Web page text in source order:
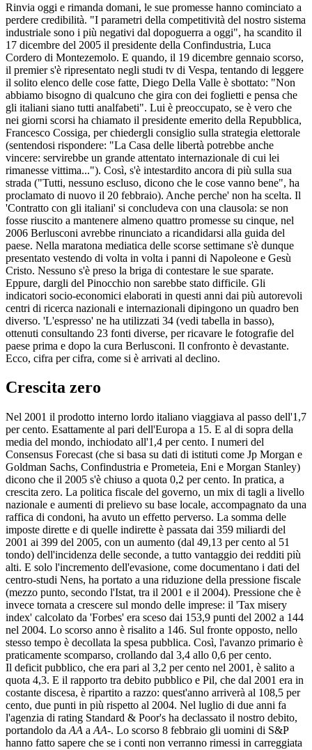
Rinvia oggi e rimanda domani, le sue promesse hanno cominciato a
perdere credibilità. "I parametri della competitività del nostro sistema
industriale sono i più negativi dal dopoguerra a oggi", ha scandito il
17 dicembre del 2005 il presidente della Confindustria, Luca
Cordero di Montezemolo. E quando, il 19 dicembre gennaio scorso,
il premier s'è ripresentato negli studi tv di Vespa, tentando di leggere
il solito elenco delle cose fatte, Diego Della Valle è sbottato: "Non
abbiamo bisogno di qualcuno che gira con dei foglietti e pensa che
gli italiani siano tutti analfabeti". Lui è preoccupato, se è vero che
nei giorni scorsi ha chiamato il presidente emerito della Repubblica,
Francesco Cossiga, per chiedergli consiglio sulla strategia elettorale
(sentendosi rispondere: "La Casa delle libertà potrebbe anche
vincere: servirebbe un grande attentato internazionale di cui lei
rimanesse vittima..."). Così, s'è intestardito ancora di più sulla sua
strada ("Tutti, nessuno escluso, dicono che le cose vanno bene", ha
proclamato di nuovo il 20 febbraio). Anche perche' non ha scelta. Il
'Contratto con gli italiani' si concludeva con una clausola: se non
fosse riuscito a mantenere almeno quattro promesse su cinque, nel
2006 Berlusconi avrebbe rinunciato a ricandidarsi alla guida del
paese. Nella maratona mediatica delle scorse settimane s'è dunque
presentato vestendo di volta in volta i panni di Napoleone e Gesù
Cristo. Nessuno s'è preso la briga di contestare le sue sparate.
Eppure, dargli del Pinocchio non sarebbe stato difficile. Gli
indicatori socio-economici elaborati in questi anni dai più autorevoli
centri di ricerca nazionali e internazionali dipingono un quadro ben
diverso. 'L'espresso' ne ha utilizzati 34 (vedi tabella in basso),
ottenuti consultando 23 fonti diverse, per ricavare le fotografie del
paese prima e dopo la cura Berlusconi. Il confronto è devastante.
Ecco, cifra per cifra, come si è arrivati al declino.
Crescita zero
Nel 2001 il prodotto interno lordo italiano viaggiava al passo dell'1,7
per cento. Esattamente al pari dell'Europa a 15. E al di sopra della
media del mondo, inchiodato all'1,4 per cento. I numeri del
Consensus Forecast (che si basa su dati di istituti come Jp Morgan e
Goldman Sachs, Confindustria e Prometeia, Eni e Morgan Stanley)
dicono che il 2005 s'è chiuso a quota 0,2 per cento. In pratica, a
crescita zero. La politica fiscale del governo, un mix di tagli a livello
nazionale e aumenti di prelievo su base locale, accompagnato da una
raffica di condoni, ha avuto un effetto perverso. La somma delle
imposte dirette e di quelle indirette è passata dai 359 miliardi del
2001 ai 399 del 2005, con un aumento (dal 49,13 per cento al 51
tondo) dell'incidenza delle seconde, a tutto vantaggio dei redditi più
alti. E solo l'incremento dell'evasione, come documentano i dati del
centro-studi Nens, ha portato a una riduzione della pressione fiscale
(mezzo punto, secondo l'Istat, tra il 2001 e il 2004). Pressione che è
invece tornata a crescere sul mondo delle imprese: il 'Tax misery
index' calcolato da 'Forbes' era sceso dai 153,9 punti del 2002 a 144
nel 2004. Lo scorso anno è risalito a 146. Sul fronte opposto, nello
stesso tempo è decollata la spesa pubblica. Così, l'avanzo primario è
praticamente scomparso, crollando dal 3,4 allo 0,6 per cento.
Il deficit pubblico, che era pari al 3,2 per cento nel 2001, è salito a
quota 4,3. E il rapporto tra debito pubblico e Pil, che dal 2001 era in
costante discesa, è ripartito a razzo: quest'anno arriverà al 108,5 per
cento, due punti in più rispetto al 2004. Nel luglio di due anni fa
l'agenzia di rating Standard & Poor's ha declassato il nostro debito,
portandolo da AA a AA-. Lo scorso 8 febbraio gli uomini di S&P
hanno fatto sapere che se i conti non verranno rimessi in carreggiata